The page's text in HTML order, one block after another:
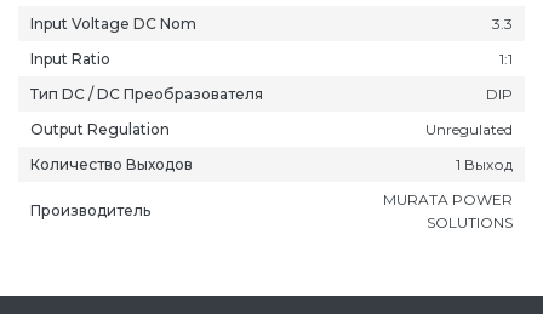
Input Voltage DC Nom
3.3
Input Ratio
1:1
Тип DC / DC Преобразователя
DIP
Output Regulation
Unregulated
Количество Выходов
1 Выход
Производитель
MURATA POWER
SOLUTIONS